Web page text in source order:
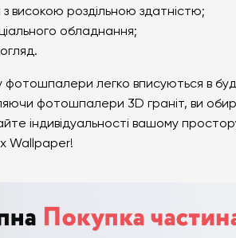
високою роздільною здатністю;
обладнання;
легко вписуються в
фотошпалери 3D граніт, ви
індивідуальності вашому
Wallpaper!